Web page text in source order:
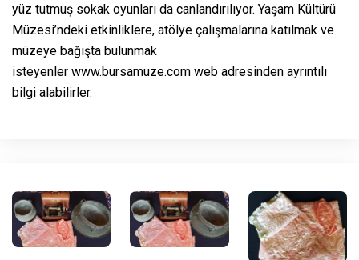
yüz tutmuş sokak oyunları da canlandırılıyor. Yaşam Kültürü
Müzesi’ndeki etkinliklere, atölye çalışmalarına katılmak ve
müzeye bağışta bulunmak
isteyenler www.bursamuze.com web adresinden ayrıntılı
bilgi alabilirler.